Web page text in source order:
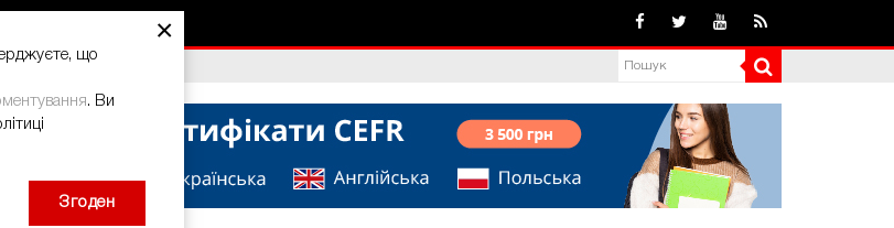
2026
×
що
. Ви
Згоден